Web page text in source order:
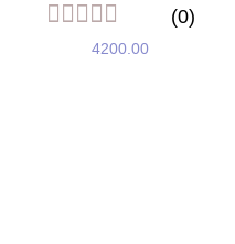
(0)
4200.00